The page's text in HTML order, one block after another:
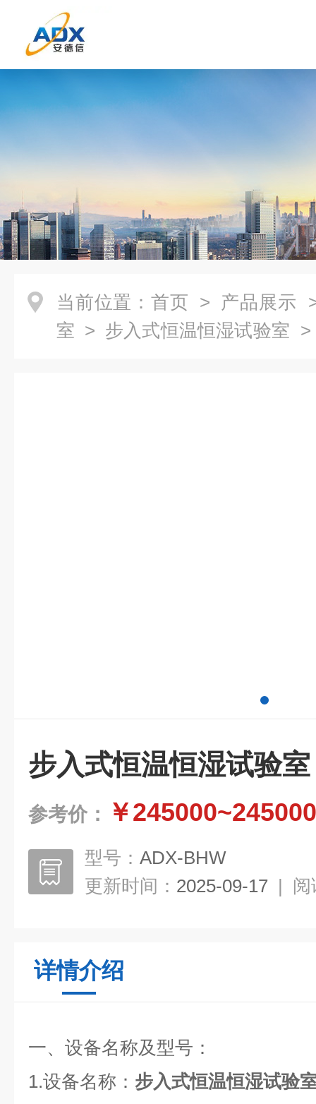
当前位置： 首页 > 产品展示
室 > 步入式恒温恒湿试验室 >
步入式恒温恒湿试验室
参考价： ￥245000~245000
型号： ADX-BHW
更新时间： 2025-09-17 | 阅
详情介绍
一、设备名称及型号：
1.设备名称： 步入式恒温恒湿试验